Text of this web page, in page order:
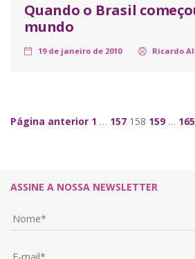
Quando o Brasil
mundo
19 de janeiro de 2010 Ricardo
Página anterior 1 … 157 158 159 … 165
ASSINE A NOSSA NEWSLETTER